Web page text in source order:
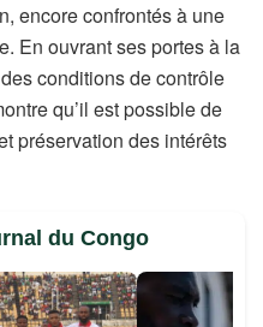
encore confrontés à une
En ouvrant ses portes à la
conditions de contrôle
qu’il est possible de
préservation des intérêts
du Congo